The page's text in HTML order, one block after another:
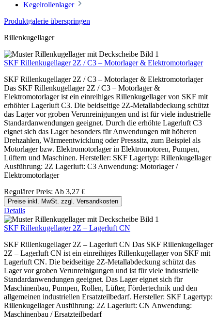
Kegelrollenlager
Produktgalerie überspringen
Rillenkugellager
SKF Rillenkugellager 2Z / C3 – Motorlager & Elektromotorlager
SKF Rillenkugellager 2Z / C3 – Motorlager & Elektromotorlager
Das SKF Rillenkugellager 2Z / C3 – Motorlager &
Elektromotorlager ist ein einreihiges Rillenkugellager von SKF mit
erhöhter Lagerluft C3. Die beidseitige 2Z-Metallabdeckung schützt
das Lager vor groben Verunreinigungen und ist für viele industrielle
Standardanwendungen geeignet. Durch die erhöhte Lagerluft C3
eignet sich das Lager besonders für Anwendungen mit höheren
Drehzahlen, Wärmeentwicklung oder Presssitz, zum Beispiel als
Motorlager bzw. Elektromotorlager in Elektromotoren, Pumpen,
Lüftern und Maschinen. Hersteller: SKF Lagertyp: Rillenkugellager
Ausführung: 2Z Lagerluft: C3 Anwendung: Motorlager /
Elektromotorlager
Regulärer Preis: Ab 3,27 €
Preise inkl. MwSt. zzgl. Versandkosten
Details
SKF Rillenkugellager 2Z – Lagerluft CN
SKF Rillenkugellager 2Z – Lagerluft CN Das SKF Rillenkugellager
2Z – Lagerluft CN ist ein einreihiges Rillenkugellager von SKF mit
Lagerluft CN. Die beidseitige 2Z-Metallabdeckung schützt das
Lager vor groben Verunreinigungen und ist für viele industrielle
Standardanwendungen geeignet. Das Lager eignet sich für
Maschinenbau, Pumpen, Rollen, Lüfter, Fördertechnik und den
allgemeinen industriellen Ersatzteilbedarf. Hersteller: SKF Lagertyp:
Rillenkugellager Ausführung: 2Z Lagerluft: CN Anwendung:
Maschinenbau / Ersatzteilbedarf